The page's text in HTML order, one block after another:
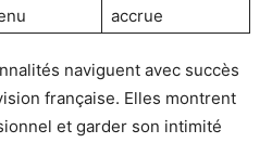
accrue
naviguent avec succès
française. Elles montrent
et garder son intimité